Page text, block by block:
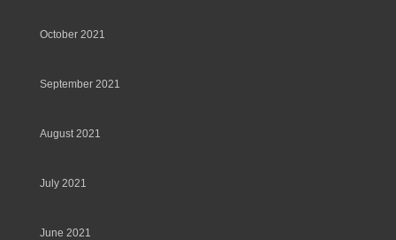
October 2021
September 2021
August 2021
July 2021
June 2021